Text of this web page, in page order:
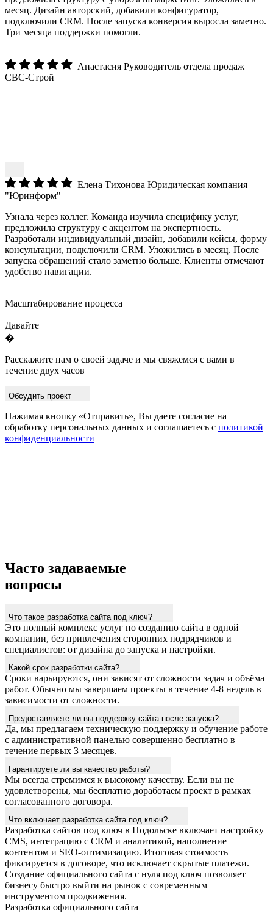
месяц. Дизайн авторский, добавили конфигуратор,
подключили CRM. После запуска конверсия выросла заметно.
Три месяца поддержки помогли.
Анастасия Руководитель отдела продаж
СВС-Строй
Елена Тихонова Юридическая компания
"Юринформ"
Узнала через коллег. Команда изучила специфику услуг,
предложила структуру с акцентом на экспертность.
Разработали индивидуальный дизайн, добавили кейсы, форму
консультации, подключили CRM. Уложились в месяц. После
запуска обращений стало заметно больше. Клиенты отмечают
удобство навигации.
Масштабирование процесса
Давайте
�
Расскажите нам о своей задаче и мы свяжемся с вами в
течение двух часов
Обсудить проект
Нажимая кнопку «Отправить», Вы даете согласие на
обработку персональных данных и соглашаетесь с политикой
конфиденциальности
Часто задаваемые
вопросы
Что такое разработка сайта под ключ?
Это полный комплекс услуг по созданию сайта в одной
компании, без привлечения сторонних подрядчиков и
специалистов: от дизайна до запуска и настройки.
Какой срок разработки сайта?
Сроки варьируются, они зависят от сложности задач и объёма
работ. Обычно мы завершаем проекты в течение 4-8 недель в
зависимости от сложности.
Предоставляете ли вы поддержку сайта после запуска?
Да, мы предлагаем техническую поддержку и обучение работе
с административной панелью совершенно бесплатно в
течение первых 3 месяцев.
Гарантируете ли вы качество работы?
Мы всегда стремимся к высокому качеству. Если вы не
удовлетворены, мы бесплатно доработаем проект в рамках
согласованного договора.
Что включает разработка сайта под ключ?
Разработка сайтов под ключ в Подольске включает настройку
CMS, интеграцию с CRM и аналитикой, наполнение
контентом и SEO-оптимизацию. Итоговая стоимость
фиксируется в договоре, что исключает скрытые платежи.
Создание официального сайта с нуля под ключ позволяет
бизнесу быстро выйти на рынок с современным
инструментом продвижения.
Разработка официального сайта